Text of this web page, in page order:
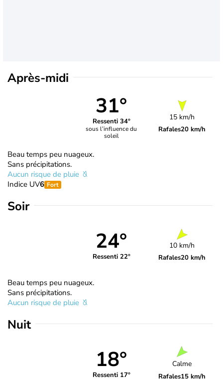
Après-midi
31°
Ressenti 34°
sous l’influence du
soleil
15 km/h
Rafales20 km/h
Beau temps peu nuageux.
Sans précipitations.
Aucun risque de pluie
Indice UV6 Fort
Soir
24°
Ressenti 22°
10 km/h
Rafales20 km/h
Beau temps peu nuageux.
Sans précipitations.
Aucun risque de pluie
Nuit
18°
Ressenti 17°
Calme
Rafales15 km/h